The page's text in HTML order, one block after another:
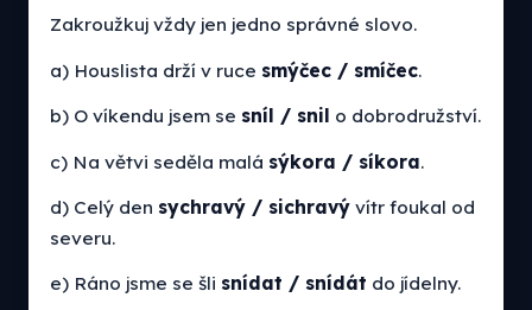
Zakroužkuj vždy jen jedno správné slovo.
a) Houslista drží v ruce smýčec / smíčec.
b) O víkendu jsem se sníl / snil o dobrodružství.
c) Na větvi seděla malá sýkora / síkora.
d) Celý den sychravý / sichravý vítr foukal od
severu.
e) Ráno jsme se šli snídat / snídát do jídelny.